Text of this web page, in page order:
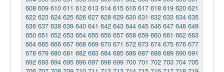
608 609 610 611 612 613 614 615 616 617 618 619 620 621
622 623 624 625 626 627 628 629 630 631 632 633 634 635
636 637 638 639 640 641 642 643 644 645 646 647 648 649
650 651 652 653 654 655 656 657 658 659 660 661 662 663
664 665 666 667 668 669 670 671 672 673 674 675 676 677
678 679 680 681 682 683 684 685 686 687 688 689 690 691
692 693 694 695 696 697 698 699 700 701 702 703 704 705